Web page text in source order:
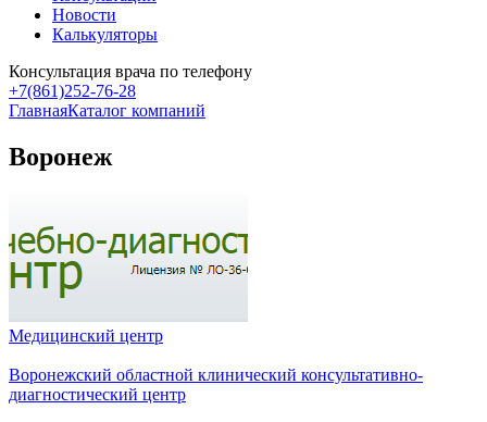
Новости
Калькуляторы
Консультация врача по телефону
+7(861)252-76-28
ГлавнаяКаталог компаний
Воронеж
Медицинский центр
Воронежский областной клинический консультативно-
диагностический центр